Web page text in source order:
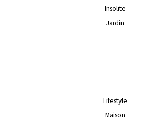
Insolite
Jardin
Lifestyle
Maison